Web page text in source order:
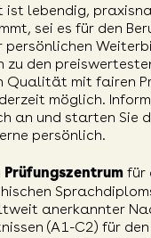
ist lebendig,
sei es für den
persönlichen
zu den
Qualität mit fairen
möglich.
an und starten Sie
persönlich.
Prüfungszentrum für
anerkannter
(A1-C2) für